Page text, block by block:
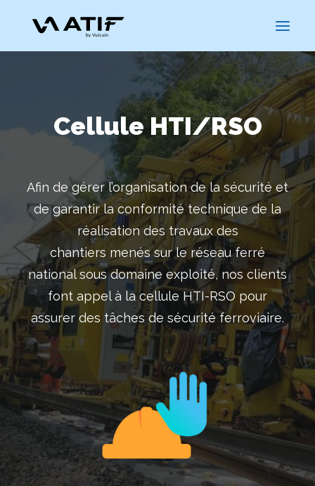
CARRIÈRES
Cellule HTI/RSO
Afin de gérer l’organisation de la sécurité et
de garantir la conformité technique de la
réalisation des travaux des
chantiers menés sur le réseau ferré
national sous domaine exploité, nos clients
font appel à la cellule HTI-RSO pour
assurer des tâches de sécurité ferroviaire.